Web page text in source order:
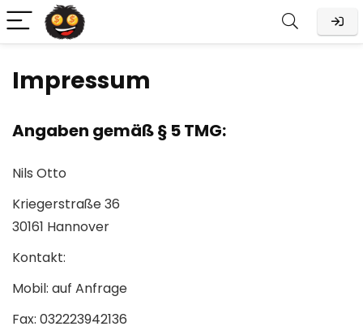
Impressum
Angaben gemäß § 5 TMG:
Nils Otto
Kriegerstraße 36
30161 Hannover
Kontakt:
Mobil: auf Anfrage
Fax: 032223942136